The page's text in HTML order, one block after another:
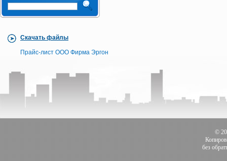
Скачать файлы
Прайс-лист ООО Фирма Эргон
©
без